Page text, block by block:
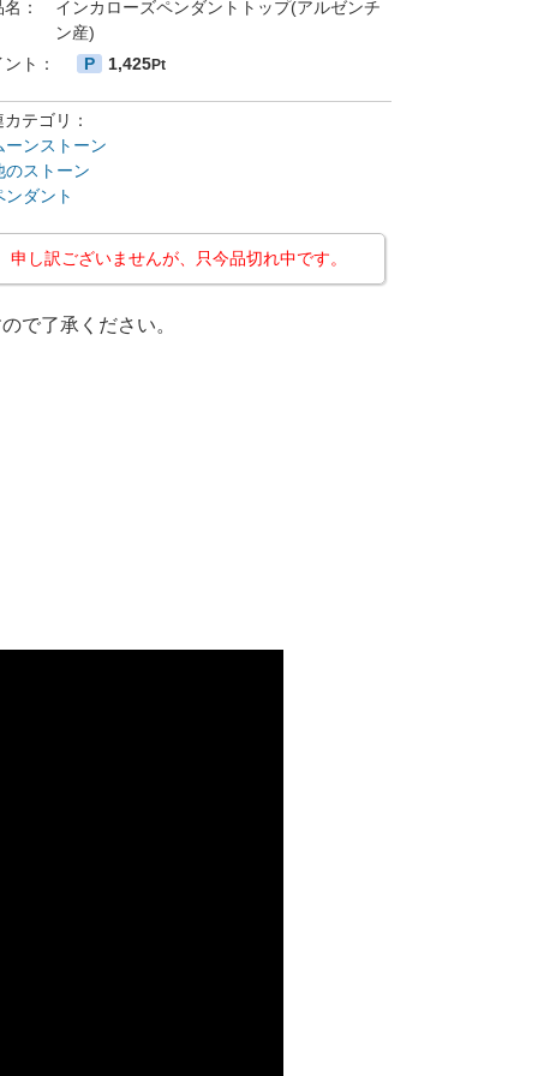
：
インカローズペンダントトップ(アルゼンチ
ン産)
ト：
P 1,425Pt
テゴリ：
ーンストーン
のストーン
ンダント
申し訳ございませんが、只今品切れ中です。
で了承ください。